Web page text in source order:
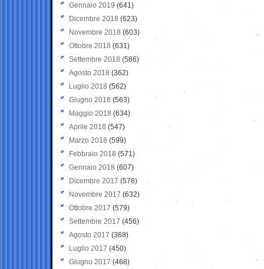
Gennaio 2019 (641)
Dicembre 2018 (623)
Novembre 2018 (603)
Ottobre 2018 (631)
Settembre 2018 (586)
Agosto 2018 (362)
Luglio 2018 (562)
Giugno 2018 (563)
Maggio 2018 (634)
Aprile 2018 (547)
Marzo 2018 (599)
Febbraio 2018 (571)
Gennaio 2018 (607)
Dicembre 2017 (578)
Novembre 2017 (632)
Ottobre 2017 (579)
Settembre 2017 (456)
Agosto 2017 (368)
Luglio 2017 (450)
Giugno 2017 (468)